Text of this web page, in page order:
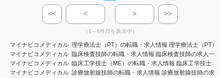
<< < > >>
（1～6件目を表示中）
マイナビコメディカル 理学療法士（PT）の転職・求人情報 理学療法士（PT）
マイナビコメディカル 臨床検査技師の転職・求人情報 臨床検査技師の求人一覧
マイナビコメディカル 臨床工学技士（ME）の転職・求人情報 臨床工学技士（
マイナビコメディカル 診療放射線技師の転職・求人情報 診療放射線技師の求